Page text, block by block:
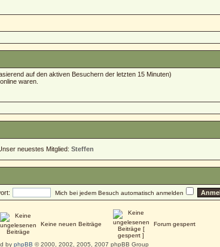
auf den aktiven Besuchern der letzten 15 Minuten)
waren.
neuestes Mitglied: Steffen
Mich bei jedem Besuch automatisch anmelden
Keine neuen Beiträge Forum gesperrt
by phpBB © 2000, 2002, 2005, 2007 phpBB Group